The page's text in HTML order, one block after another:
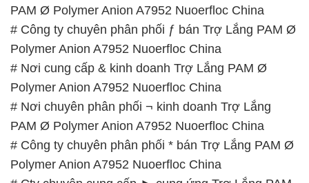
PAM Ø Polymer Anion A7952 Nuoerfloc China
# Công ty chuyên phân phối ƒ bán Trợ Lắng PAM Ø
Polymer Anion A7952 Nuoerfloc China
# Nơi cung cấp & kinh doanh Trợ Lắng PAM Ø
Polymer Anion A7952 Nuoerfloc China
# Nơi chuyên phân phối ¬ kinh doanh Trợ Lắng
PAM Ø Polymer Anion A7952 Nuoerfloc China
# Công ty chuyên phân phối * bán Trợ Lắng PAM Ø
Polymer Anion A7952 Nuoerfloc China